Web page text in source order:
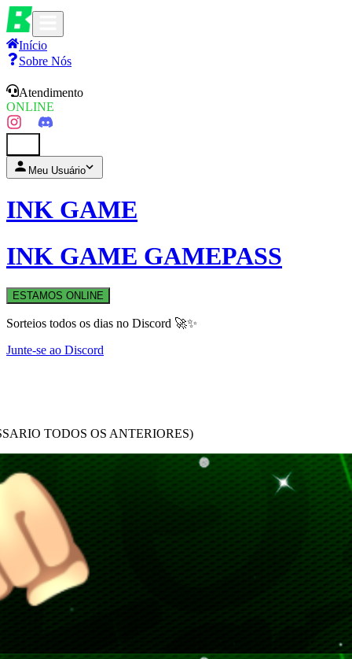
Início
Sobre Nós
Atendimento
ONLINE
Meu Usuário
INK GAME
INK GAME GAMEPASS
ESTAMOS ONLINE
Sorteios todos os dias no Discord 🚀✨
Junte-se ao Discord
TODOS OS ANTERIORES)